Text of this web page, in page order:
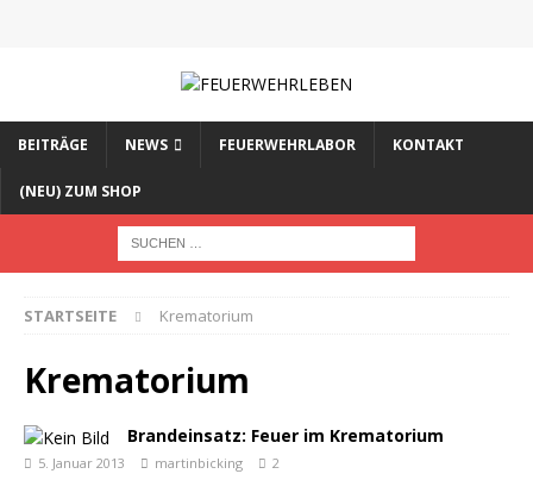
BEITRÄGE NEWS FEUERWEHRLABOR KONTAKT
(NEU) ZUM SHOP
STARTSEITE Krematorium
Krematorium
Brandeinsatz: Feuer im Krematorium
5. Januar 2013 martinbicking 2